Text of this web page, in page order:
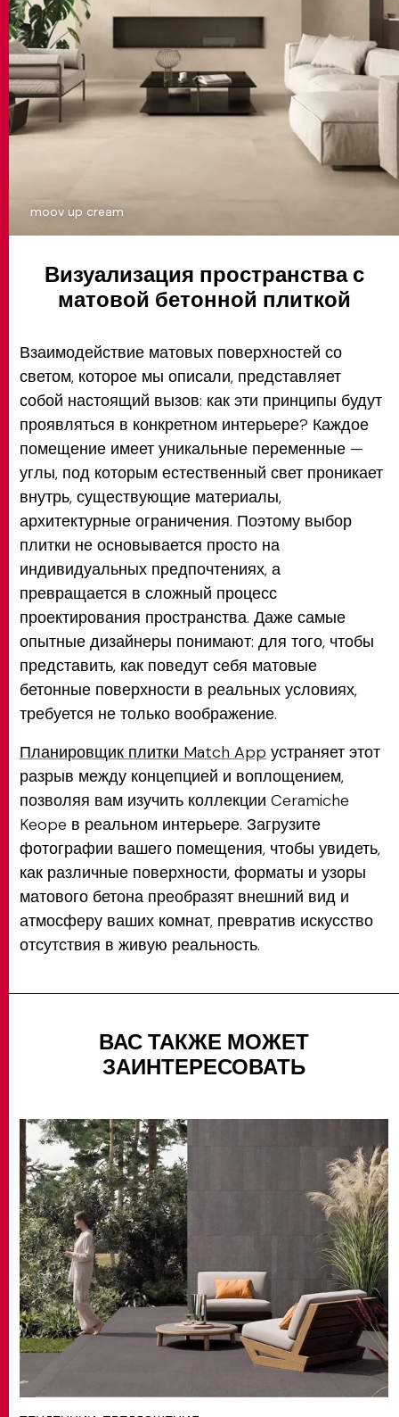
moov up cream
Визуализация пространства с
матовой бетонной плиткой
Взаимодействие матовых поверхностей со
светом, которое мы описали, представляет
собой настоящий вызов: как эти принципы будут
проявляться в конкретном интерьере? Каждое
помещение имеет уникальные переменные —
углы, под которым естественный свет проникает
внутрь, существующие материалы,
архитектурные ограничения. Поэтому выбор
плитки не основывается просто на
индивидуальных предпочтениях, а
превращается в сложный процесс
проектирования пространства. Даже самые
опытные дизайнеры понимают: для того, чтобы
представить, как поведут себя матовые
бетонные поверхности в реальных условиях,
требуется не только воображение.
Планировщик плитки Match App устраняет этот
разрыв между концепцией и воплощением,
позволяя вам изучить коллекции Ceramiche
Keope в реальном интерьере. Загрузите
фотографии вашего помещения, чтобы увидеть,
как различные поверхности, форматы и узоры
матового бетона преобразят внешний вид и
атмосферу ваших комнат, превратив искусство
отсутствия в живую реальность.
ВАС ТАКЖЕ МОЖЕТ
ЗАИНТЕРЕСОВАТЬ